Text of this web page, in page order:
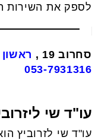
לספק את השירות
סחרוב 19 ,
ראשון
053-7931316
עו"ד שי
עו"ד שי לזרוביץ